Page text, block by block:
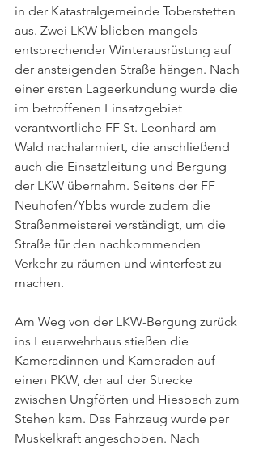
in der Katastralgemeinde Toberstetten
aus. Zwei LKW blieben mangels
entsprechender Winterausrüstung auf
der ansteigenden Straße hängen. Nach
einer ersten Lageerkundung wurde die
im betroffenen Einsatzgebiet
verantwortliche FF St. Leonhard am
Wald nachalarmiert, die anschließend
auch die Einsatzleitung und Bergung
der LKW übernahm. Seitens der FF
Neuhofen/Ybbs wurde zudem die
Straßenmeisterei verständigt, um die
Straße für den nachkommenden
Verkehr zu räumen und winterfest zu
machen.
Am Weg von der LKW-Bergung zurück
ins Feuerwehrhaus stießen die
Kameradinnen und Kameraden auf
einen PKW, der auf der Strecke
zwischen Ungförten und Hiesbach zum
Stehen kam. Das Fahrzeug wurde per
Muskelkraft angeschoben. Nach